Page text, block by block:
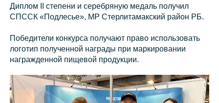
Диплом II степени и серебряную медаль получил
СПССК «Подлесье», МР Стерлитамакский район РБ.
Победители конкурса получают право использовать
логотип полученной награды при маркировании
награжденной пищевой продукции.